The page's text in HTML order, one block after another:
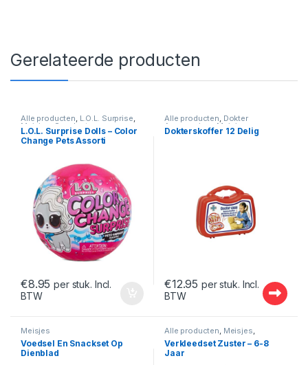
Gerelateerde producten
Alle producten, L.O.L. Surprise,
Meisjes Speelsets
L.O.L. Surprise Dolls – Color
Change Pets Assorti
€8.95 per stuk. Incl.
BTW
Alle producten, Dokter
Accessoires, Meisjes
Dokterskoffer 12 Delig
€12.95 per stuk. Incl.
BTW
Meisjes
Voedsel En Snackset Op
Dienblad
Alle producten, Meisjes,
Verkleden
Verkleedset Zuster – 6-8
Jaar